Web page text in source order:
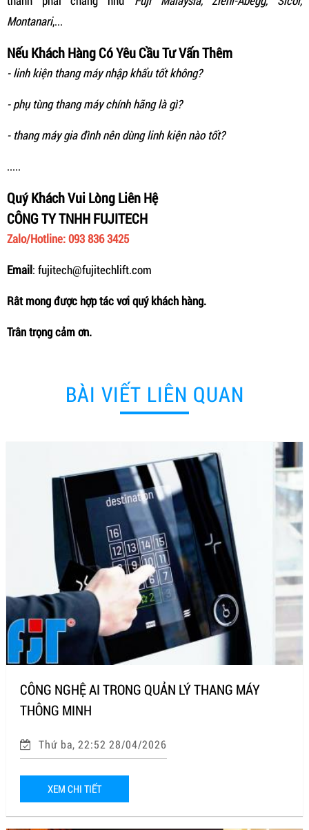
Montanari,...
Nếu Khách Hàng Có Yêu Cầu Tư Vấn Thêm
- linh kiện thang máy nhập khẩu tốt không?
- phụ tùng thang máy chính hãng là gì?
- thang máy gia đình nên dùng linh kiện nào tốt?
.....
Quý Khách Vui Lòng Liên Hệ
CÔNG TY TNHH FUJITECH
Zalo/Hotline: 093 836 3425
Email: fujitech@fujitechlift.com
Rât mong được hợp tác vơi quý khách hàng.
Trân trọng cảm ơn.
BÀI VIẾT LIÊN QUAN
CÔNG NGHỆ AI TRONG QUẢN LÝ THANG MÁY
THÔNG MINH
Thứ ba, 22:52 28/04/2026
XEM CHI TIẾT